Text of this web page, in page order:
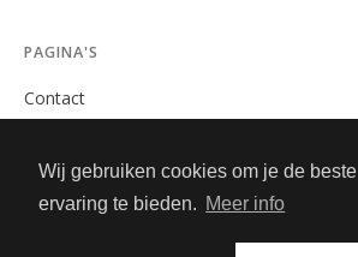
Wij gebruiken cookies om je de beste
ervaring te bieden. Meer info
PAGINA'S
Contact
Algemene Voorwaarden